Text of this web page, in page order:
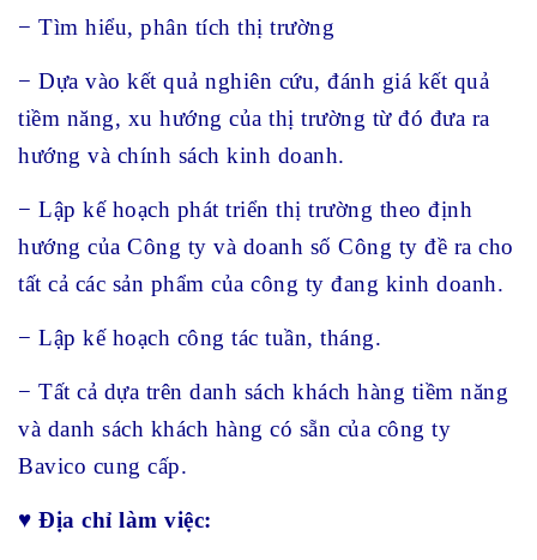
− Tìm hiểu, phân tích thị trường
− Dựa vào kết quả nghiên cứu, đánh giá kết quả
tiềm năng, xu hướng của thị trường từ đó đưa ra
hướng và chính sách kinh doanh.
− Lập kế hoạch phát triển thị trường theo định
hướng của Công ty và doanh số Công ty đề ra cho
tất cả các sản phẩm của công ty đang kinh doanh.
− Lập kế hoạch công tác tuần, tháng.
− Tất cả dựa trên danh sách khách hàng tiềm năng
và danh sách khách hàng có sẵn của công ty
Bavico cung cấp.
♥ Địa chỉ làm việc: